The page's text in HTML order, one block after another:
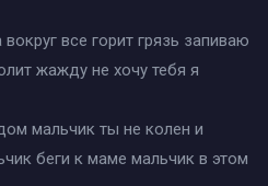
все горит грязь запиваю
жажду не хочу тебя я
мальчик ты не колен и
беги к маме мальчик в этом